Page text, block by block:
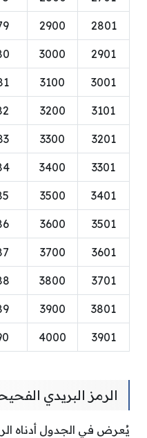
2801
2900
2901
3000
3001
3100
3101
3200
3201
3300
3301
3400
3401
3500
3501
3600
3601
3700
3701
3800
3801
3900
3901
4000
الرمز البريدي
يُعرض في الجدول أدناه